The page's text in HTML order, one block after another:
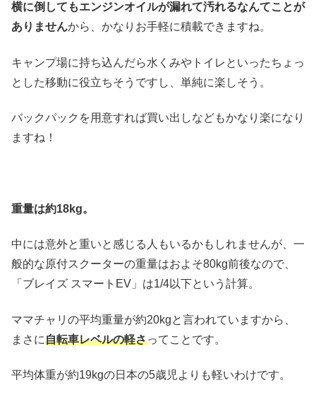
横に倒してもエンジンオイルが漏れて汚れるなんてことが
ありませんから、かなりお手軽に積載できますね。
キャンプ場に持ち込んだら水くみやトイレといったちょっ
とした移動に役立ちそうですし、単純に楽しそう。
バックパックを用意すれば買い出しなどもかなり楽になり
ますね！
重量は約18kg。
中には意外と重いと感じる人もいるかもしれませんが、一
般的な原付スクーターの重量はおよそ80kg前後なので、
「ブレイズ スマートEV」は1/4以下という計算。
ママチャリの平均重量が約20kgと言われていますから、
まさに自転車レベルの軽さってことです。
平均体重が約19kgの日本の5歳児よりも軽いわけです。